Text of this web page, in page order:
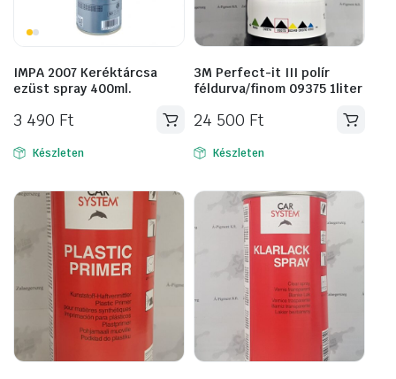
IMPA 2007 Keréktárcsa
ezüst spray 400ml.
3 490 Ft
Készleten
3M Perfect-it III polír
féldurva/finom 09375 1liter
24 500 Ft
Készleten